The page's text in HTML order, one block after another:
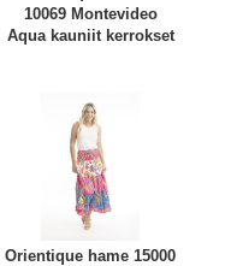
10069 Montevideo
Aqua kauniit kerrokset
Orientique hame 15000